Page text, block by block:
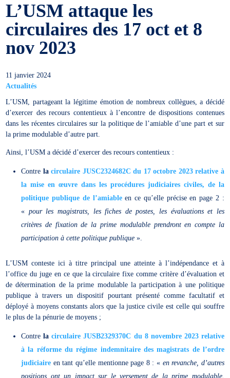
L’USM attaque les
circulaires des 17 oct et 8
nov 2023
11 janvier 2024
Actualités
L’USM, partageant la légitime émotion de nombreux collègues, a décidé
d’exercer des recours contentieux à l’encontre de dispositions contenues
dans les récentes circulaires sur la politique de l’amiable d’une part et sur
la prime modulable d’autre part.
Ainsi, l’USM a décidé d’exercer des recours contentieux :
Contre lacirculaire JUSC2324682C du 17 octobre 2023 relative à
la mise en œuvre dans les procédures judiciaires civiles, de la
politique publique de l’amiableen ce qu’elle précise en page 2 :
« pour les magistrats, les fiches de postes, les évaluations et les
critères de fixation de la prime modulable prendront en compte la
participation à cette politique publique ».
L’USM conteste ici à titre principal une atteinte à l’indépendance et à
l’office du juge en ce que la circulaire fixe comme critère d’évaluation et
de détermination de la prime modulable la participation à une politique
publique à travers un dispositif pourtant présenté comme facultatif et
déployé à moyens constants alors que la justice civile est celle qui souffre
le plus de la pénurie de moyens ;
Contrelacirculaire JUSB2329370C du 8 novembre 2023 relative
à la réforme du régime indemnitaire des magistrats de l’ordre
judiciaire en tant qu’elle mentionne page 8 : « en revanche, d’autres
positions ont un impact sur le versement de la prime modulable.